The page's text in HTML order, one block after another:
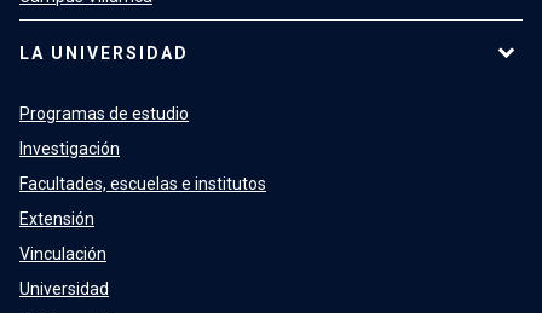
LA UNIVERSIDAD
Programas de estudio
Investigación
Facultades, escuelas e institutos
Extensión
Vinculación
Universidad